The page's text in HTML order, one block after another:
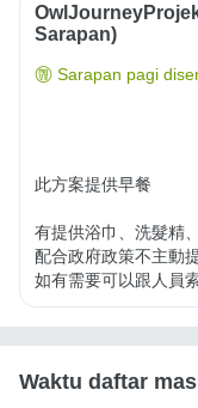
Sarapan)
Sarapan pagi
此方案提供早餐
有提供浴巾、洗髮精
配合政府政策不主動
如有需要可以跟人員
Waktu daftar